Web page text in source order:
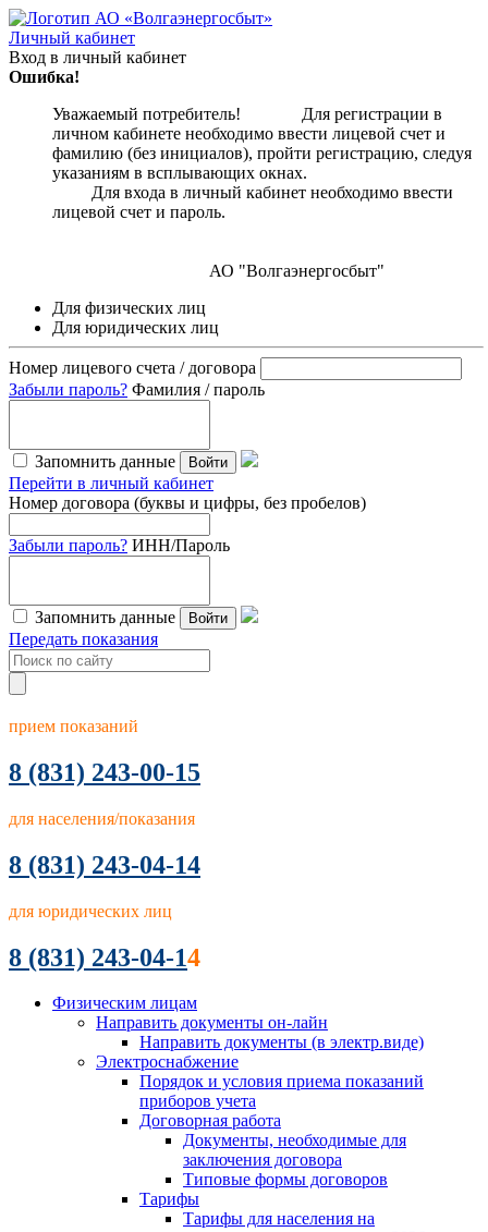
Личный кабинет
Вход в личный кабинет
Ошибка!
Уважаемый потребитель! Для регистрации в
личном кабинете необходимо ввести лицевой счет и
фамилию (без инициалов), пройти регистрацию, следуя
указаниям в всплывающих окнах.
Для входа в личный кабинет необходимо ввести
лицевой счет и пароль.
АО "Волгаэнергосбыт"
Для физических лиц
Для юридических лиц
Номер лицевого счета / договора
Забыли пароль? Фамилия / пароль
Запомнить данные Войти
Перейти в личный кабинет
Номер договора (буквы и цифры, без пробелов)
Забыли пароль? ИНН/Пароль
Запомнить данные Войти
Передать показания
прием показаний
8 (831) 243-00-15
для населения/показания
8 (831) 243-04-14
для юридических лиц
8 (831) 243-04-14
Физическим лицам
Направить документы он-лайн
Направить документы (в электр.виде)
Электроснабжение
Порядок и условия приема показаний
приборов учета
Договорная работа
Документы, необходимые для
заключения договора
Типовые формы договоров
Тарифы
Тарифы для населения на